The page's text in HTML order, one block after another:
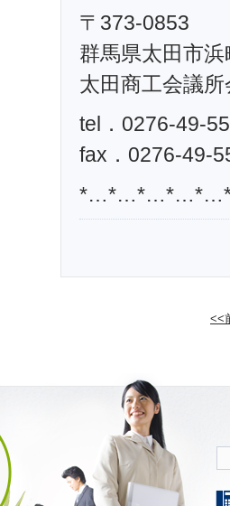
〒373-0853
群馬県太田市
太田商工会議
tel．0276-49-
fax．0276-49-
<<